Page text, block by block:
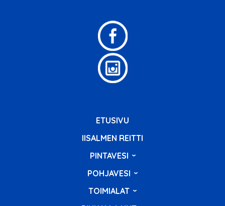
ETUSIVU
IISALMEN REITTI
PINTAVESI
POHJAVESI
TOIMIALAT